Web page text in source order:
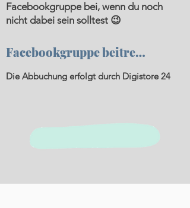
Facebookgruppe bei, wenn du noch
nicht dabei sein solltest 😉
Facebookgruppe beitreten
Die Abbuchung erfolgt durch Digistore 24